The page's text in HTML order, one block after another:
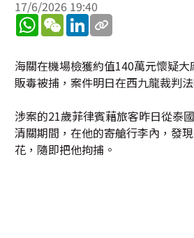
17/6/2026 19:40
WhatsApp
WeChatLinkedIn
海關在機場檢獲約值140萬元懷疑
販毒被捕，案件明日在西九龍裁判
涉案的21歲菲律賓藉旅客昨日從泰
清關期間，在他的寄艙行李內，發
花，隨即把他拘捕。